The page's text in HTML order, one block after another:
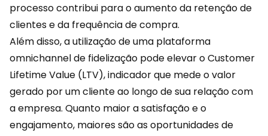
processo contribui para o aumento da retenção de
clientese da frequência de compra.
Além disso, a utilização de uma plataforma
omnichannel de fidelização pode elevar o Customer
Lifetime Value (LTV), indicador que mede o valor
gerado por um cliente ao longo de sua relação com
a empresa. Quanto maior a satisfação e o
engajamento, maiores são as oportunidades de